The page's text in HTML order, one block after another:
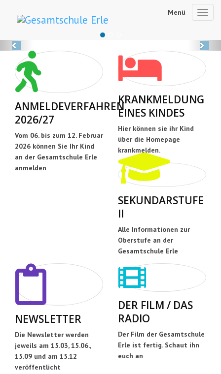
Menü
Previous
ANMELDEVERFAHREN
2026/27
Vom 06. bis zum 12. Februar
2026 können Sie Ihr Kind
an der Gesamtschule Erle
anmelden
KRANKMELDUNG
EINES KINDES
Hier können sie ihr Kind
über die Homepage
krankmelden.
SEKUNDARSTUFE
II
Alle Informationen zur
Oberstufe an der
Gesamtschule Erle
NEWSLETTER
Die Newsletter werden
jeweils am 15.03, 15.06.,
15.09 und am 15.12
veröffentlicht
DER FILM / DAS
RADIO
Der Film der Gesamtschule
Erle ist fertig. Schaut ihn
euch an